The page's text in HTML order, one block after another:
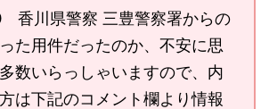
香川県警察 三豊警察署からの
た用件だったのか、不安に思
数いらっしゃいますので、内
は下記のコメント欄より情報